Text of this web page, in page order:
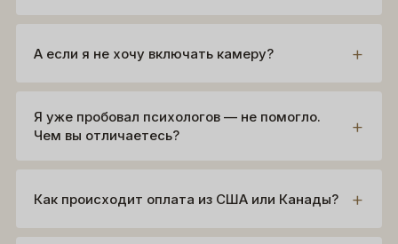
А если я не хочу включать камеру?
Я уже пробовал психологов — не помогло.
Чем вы отличаетесь?
Как происходит оплата из США или Канады?